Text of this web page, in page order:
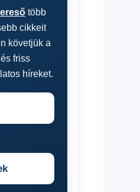
több
cikkeit
követjük a
friss
híreket.